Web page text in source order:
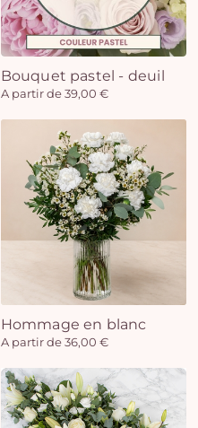
Bouquet pastel - deuil
A partir de 39,00 €
Hommage en blanc
A partir de 36,00 €